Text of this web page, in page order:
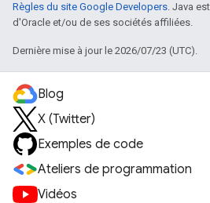
Règles du site Google Developers. Java
d'Oracle et/ou de ses sociétés affiliées.
Dernière mise à jour le 2026/07/23 (UTC).
Blog
X (Twitter)
Exemples de code
Ateliers de programmation
Vidéos